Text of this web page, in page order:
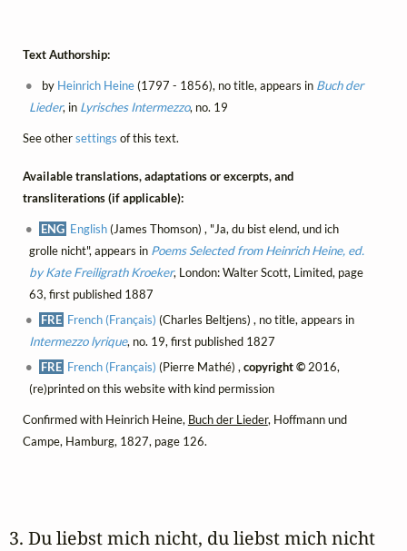
Text Authorship:
by Heinrich Heine(1797 - 1856), no title, appears in Buch der
Lieder, in Lyrisches Intermezzo, no. 19
See othersettings of this text.
Available translations, adaptations or excerpts, and
transliterations (if applicable):
ENG English(James Thomson) , "Ja, du bist elend, und ich
grolle nicht", appears in Poems Selected from Heinrich Heine, ed.
by Kate Freiligrath Kroeker, London: Walter Scott, Limited, page
63, first published 1887
FRE French (Français) (Charles Beltjens) , no title, appears in
Intermezzo lyrique, no. 19, first published 1827
FRE French (Français) (Pierre Mathé) ,copyright ©2016,
(re)printed on this website with kind permission
Confirmed with Heinrich Heine, Buch der Lieder, Hoffmann und
Campe, Hamburg, 1827, page 126.
3. Du liebst mich nicht, du liebst mich nicht